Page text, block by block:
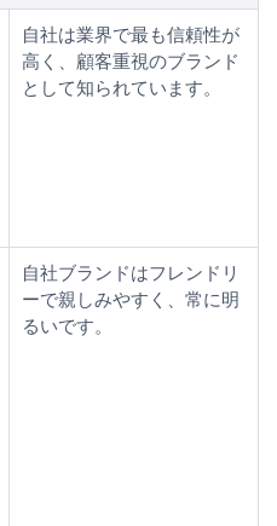
自社は業界で最も信頼性が
高く、顧客重視のブランド
として知られています。
自社ブランドはフレンドリ
ーで親しみやすく、常に明
るいです。